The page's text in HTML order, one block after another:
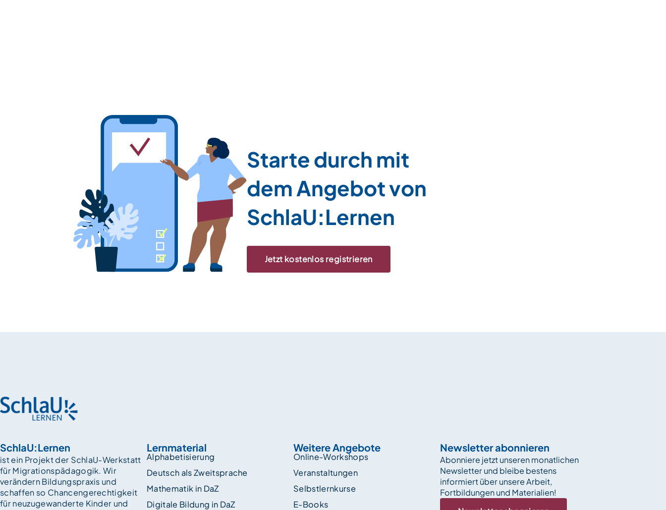
Starte durch mit
dem Angebot von
SchlaU:Lernen
Jetzt kostenlos registrieren
SchlaU:Lernen
ist ein Projekt der SchlaU-Werkstatt
für Migrationspädagogik. Wir
verändern Bildungspraxis und
schaffen so Chancen­gerechtigkeit
für neuzugewanderte Kinder und
Lernmaterial
Alphabetisierung
Deutsch als Zweitsprache
Mathematik in DaZ
Digitale Bildung in DaZ
Weitere Angebote
Online-Workshops
Veranstaltungen
Selbstlernkurse
E-Books
Newsletter abonnieren
Abonniere jetzt unseren monatlichen
Newsletter und bleibe bestens
informiert über unsere Arbeit,
Fortbildungen und Materialien!